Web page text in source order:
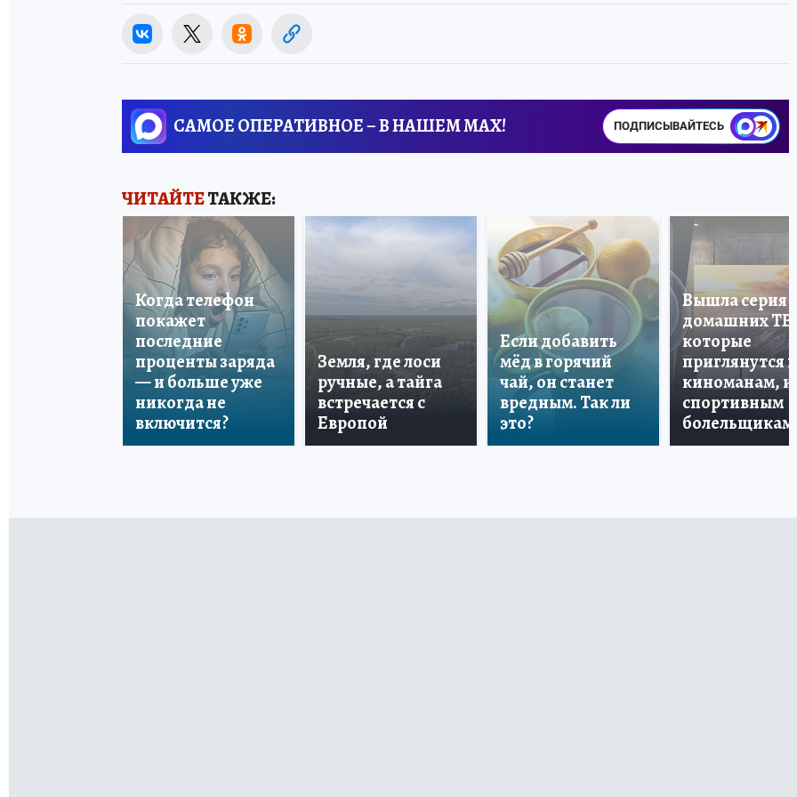
САМОЕ ОПЕРАТИВНОЕ – В НАШЕМ MAX! ПОДПИСЫВАЙТЕСЬ
ЧИТАЙТЕТАКЖЕ:
Когда телефон
покажет
последние
проценты заряда
— и больше уже
никогда не
включится?
Земля, где лоси
ручные, а тайга
встречается с
Европой
Если добавить
мёд в горячий
чай, он станет
вредным. Так ли
это?
Вышла серия
домашних ТВ,
которые
приглянутся и
киноманам, и
спортивным
болельщикам